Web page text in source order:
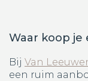
Waar koop je
Bij Van
een ruim